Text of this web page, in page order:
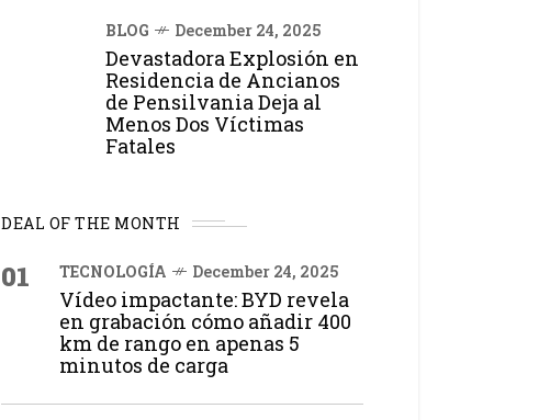
BLOG December 24, 2025
Devastadora Explosión en
Residencia de Ancianos
de Pensilvania Deja al
Menos Dos Víctimas
Fatales
DEAL OF THE MONTH
01 TECNOLOGÍA December 24, 2025
Vídeo impactante: BYD revela
en grabación cómo añadir 400
km de rango en apenas 5
minutos de carga